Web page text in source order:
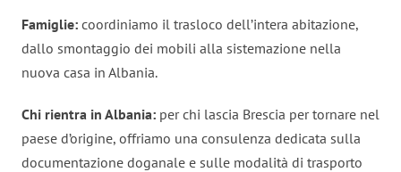
Famiglie: coordiniamo il trasloco dell’intera abitazione,
dallo smontaggio dei mobili alla sistemazione nella
nuova casa in Albania.
Chi rientra in Albania: per chi lascia Brescia per tornare nel
paese d’origine, offriamo una consulenza dedicata sulla
documentazione doganale e sulle modalità di trasporto